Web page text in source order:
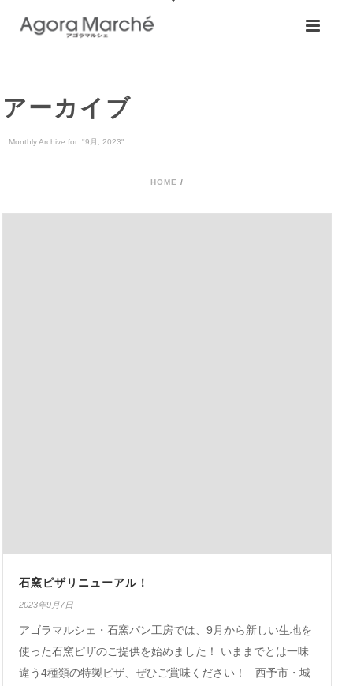
アーカイブ
Monthly Archive for: "9月, 2023"
HOME /
石窯ピザリニューアル！
2023年9月7日
アゴラマルシェ・石窯パン工房では、9月から新しい生地を
使った石窯ピザのご提供を始めました！ いままでとは一味
違う4種類の特製ピザ、ぜひご賞味ください！ 西予市・城